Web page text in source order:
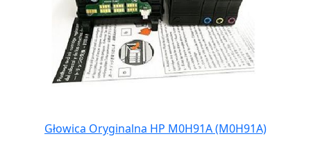
Głowica Oryginalna HP M0H91A (M0H91A)